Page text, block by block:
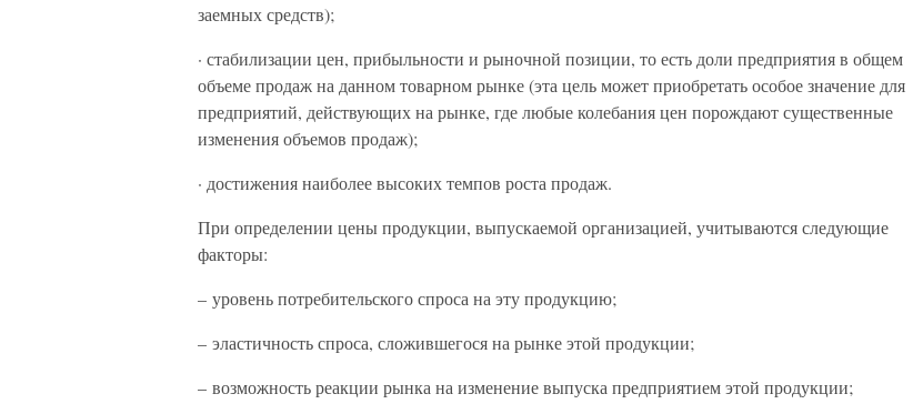
заемных средств);
· стабилизации цен, прибыльности и рыночной позиции, то есть доли предприятия в общем
объеме продаж на данном товарном рынке (эта цель может приобретать особое значение для
предприятий, действующих на рынке, где любые колебания цен порождают существенные
изменения объемов продаж);
· достижения наиболее высоких темпов роста продаж.
При определении цены продукции, выпускаемой организацией, учитываются следующие
факторы:
– уровень потребительского спроса на эту продукцию;
– эластичность спроса, сложившегося на рынке этой продукции;
– возможность реакции рынка на изменение выпуска предприятием этой продукции;